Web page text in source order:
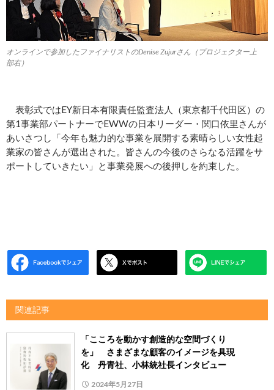
オンラインで参加したファイナリストのDenise Zujurさん（プロジェクター上
部右）
表彰式ではEY新日本有限責任監査法人（東京都千代田区）の
第1事業部パートナーでEWWの日本リーダー・関口依里さんが
あいさつし「今年も魅力的な事業を展開する素晴らしい女性起
業家の皆さんが選出された。皆さんの今後のさらなる活躍をサ
ポートしていきたい」と事業発展への後押しを約束した。
関連記事
「こころを動かす創造的な空間づくり
を」 さまざまな顧客のイメージを具現
化 丹青社、小林統社長インタビュー
2024年5月27日